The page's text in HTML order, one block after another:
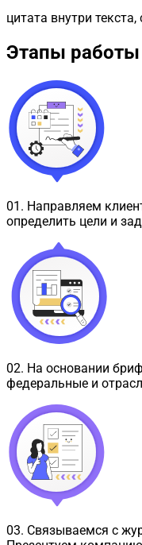
цитата внутри
Этапы работы
01 . Направляем
определить цели и
02. На основании
федеральные и
03. Связываемся с